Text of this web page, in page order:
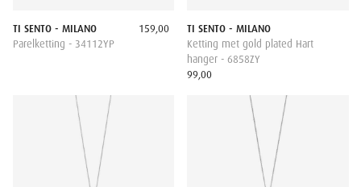
TI SENTO - MILANO
Parelketting - 34112YP
159,00
TI SENTO - MILANO
Ketting met gold plated Hart
hanger - 6858ZY
99,00